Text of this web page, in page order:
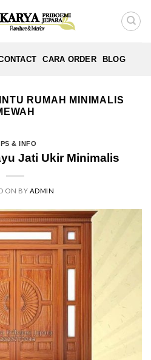
CARA ORDER BLOG
RUMAH MINIMALIS
& INFO
Jati Ukir Minimalis
ON BY ADMIN